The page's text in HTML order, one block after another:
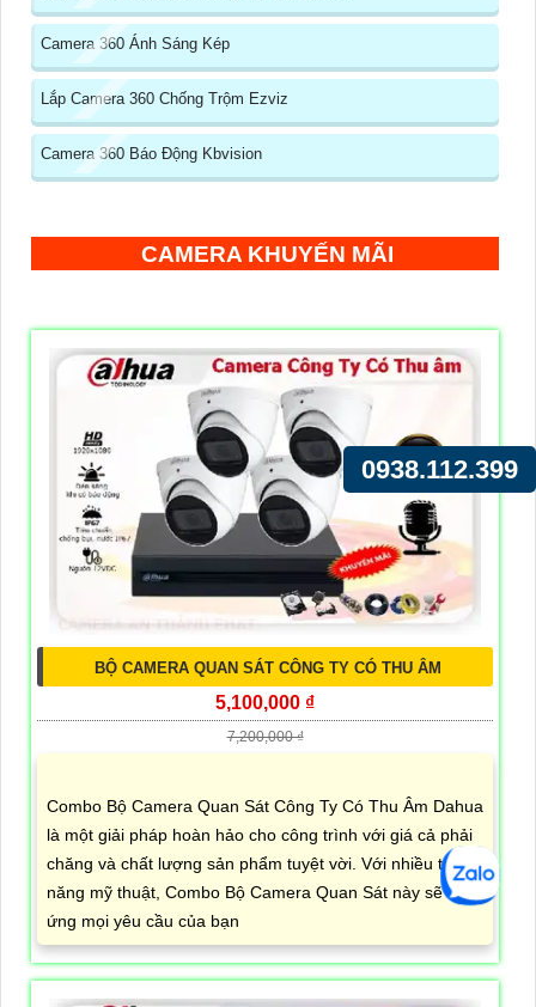
Camera 360 Ánh Sáng Kép
Lắp Camera 360 Chống Trộm Ezviz
Camera 360 Báo Động Kbvision
CAMERA KHUYẾN MÃI
BỘ CAMERA QUAN SÁT CÔNG TY CÓ THU ÂM
5,100,000 ₫
7,200,000 ₫
Combo Bộ Camera Quan Sát Công Ty Có Thu Âm Dahua
là một giải pháp hoàn hảo cho công trình với giá cả phải
chăng và chất lượng sản phẩm tuyệt vời. Với nhiều tính
năng mỹ thuật, Combo Bộ Camera Quan Sát này sẽ đáp
ứng mọi yêu cầu của bạn
0938.112.399